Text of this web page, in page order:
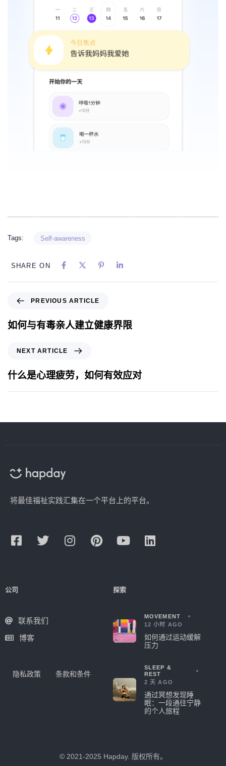
Tags: Self-awareness
SHARE ON
PREVIOUS ARTICLE
如何与有毒亲人建立健康界限
NEXT ARTICLE
什么是心理疲劳，如何有效应对
将最佳福祉实践汇集在一个平台上的平台。
公司
联系我们
博客
隐私政策 条款和条件
探索
MOVEMENT
12 小时 AGO
如何通过运动缓解
压力
SLEEP &
REST
2 天 AGO
通过冥想发现睡
眠：一段通往宁静
的个人旅程
© 2021-2025 Hapday. 版权所有。